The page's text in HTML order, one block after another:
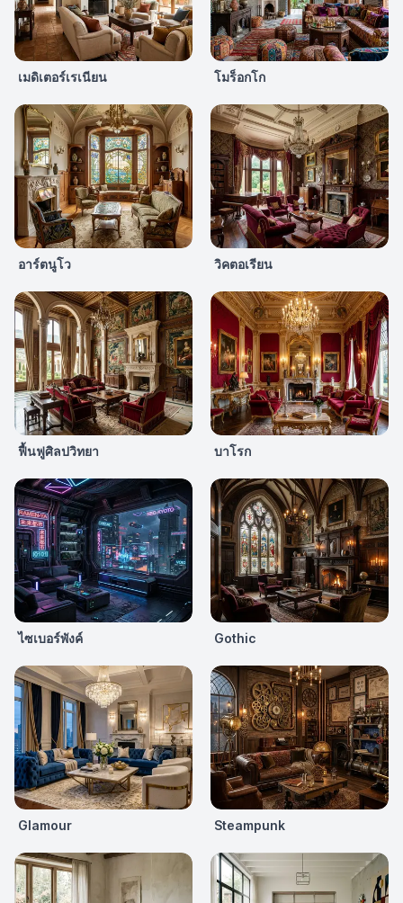
เมดิเตอร์เรเนียน โมร็อกโก
อาร์ตนูโว วิคตอเรียน
ฟื้นฟูศิลปวิทยา บาโรก
ไซเบอร์พังค์ Gothic
Glamour Steampunk